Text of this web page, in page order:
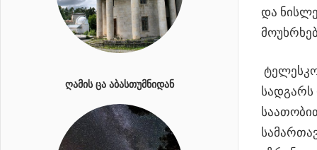
და
სადგარს
ᲦᲐᲛᲘᲡ ᲪᲐ ᲐᲑᲐᲡᲗᲣᲛᲜᲘᲓᲐᲜ